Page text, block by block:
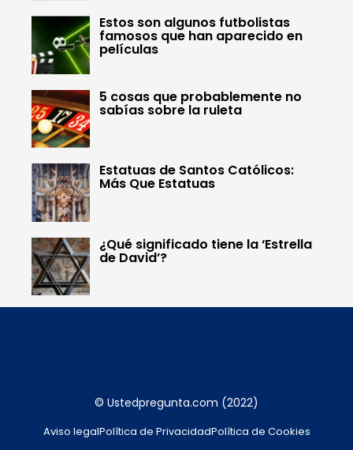
Estos son algunos futbolistas
famosos que han aparecido en
películas
5 cosas que probablemente no
sabías sobre la ruleta
Estatuas de Santos Católicos:
Más Que Estatuas
¿Qué significado tiene la ‘Estrella
de David’?
© Ustedpregunta.com (2022)
Aviso legalPolítica de PrivacidadPolítica de Cookies